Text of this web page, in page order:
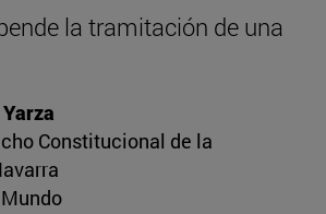
la tramitación de una
Constitucional de la